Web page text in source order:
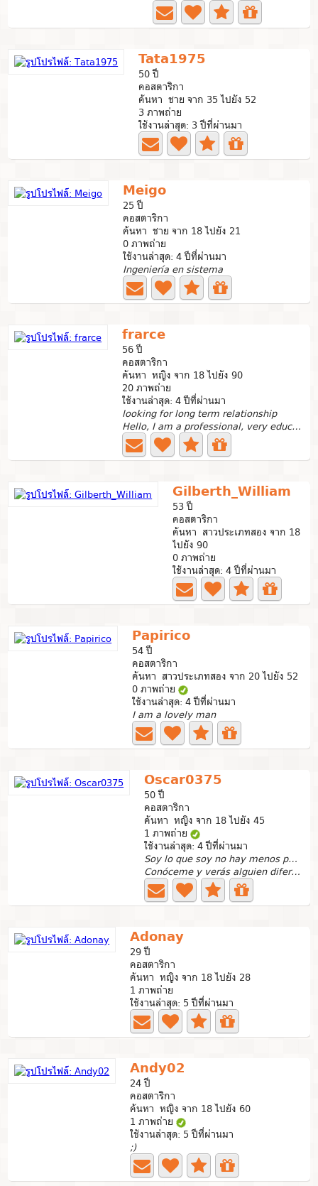
Tata1975
50 ปี
คอสตาริกา
ค้นหา ชาย จาก 35 ไปยัง 52
3 ภาพถ่าย
ใช้งานล่าสุด: 3 ปีที่ผ่านมา
Meigo
25 ปี
คอสตาริกา
ค้นหา ชาย จาก 18 ไปยัง 21
0 ภาพถ่าย
ใช้งานล่าสุด: 4 ปีที่ผ่านมา
Ingeniería en sistema
frarce
56 ปี
คอสตาริกา
ค้นหา หญิง จาก 18 ไปยัง 90
20 ภาพถ่าย
ใช้งานล่าสุด: 4 ปีที่ผ่านมา
looking for long term relationship
Hello, I am a professional, very educated, I have my own...
Gilberth_William
53 ปี
คอสตาริกา
ค้นหา สาวประเภทสอง จาก 18
ไปยัง 90
0 ภาพถ่าย
ใช้งานล่าสุด: 4 ปีที่ผ่านมา
Papirico
54 ปี
คอสตาริกา
ค้นหา สาวประเภทสอง จาก 20 ไปยัง 52
0 ภาพถ่าย
ใช้งานล่าสุด: 4 ปีที่ผ่านมา
I am a lovely man
Oscar0375
50 ปี
คอสตาริกา
ค้นหา หญิง จาก 18 ไปยัง 45
1 ภาพถ่าย
ใช้งานล่าสุด: 4 ปีที่ผ่านมา
Soy lo que soy no hay menos pero siempre más
Conóceme y verás alguien diferente en mi
Adonay
29 ปี
คอสตาริกา
ค้นหา หญิง จาก 18 ไปยัง 28
1 ภาพถ่าย
ใช้งานล่าสุด: 5 ปีที่ผ่านมา
Andy02
24 ปี
คอสตาริกา
ค้นหา หญิง จาก 18 ไปยัง 60
1 ภาพถ่าย
ใช้งานล่าสุด: 5 ปีที่ผ่านมา
;)